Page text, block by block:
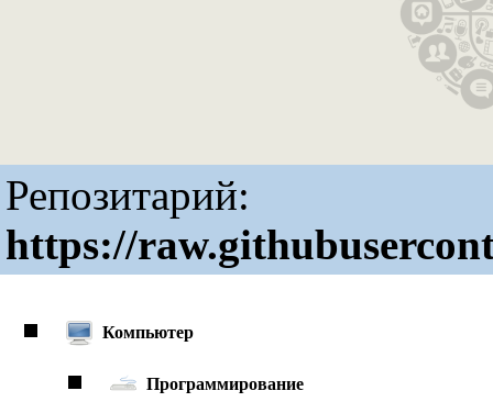
Репозитарий:
https://
Компьютер
Программирование